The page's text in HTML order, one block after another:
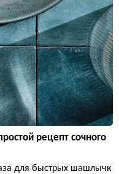
рецепт сочного
для быстрых шашлычк